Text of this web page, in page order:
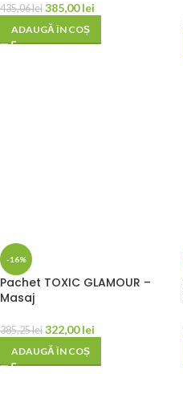
435,06lei 385,00lei
ADAUGĂ ÎN COȘ
-16%
Pachet TOXIC GLAMOUR –
Masaj
385,25lei 322,00lei
ADAUGĂ ÎN COȘ